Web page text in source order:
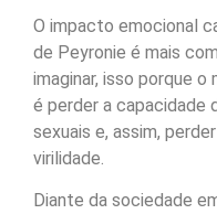
O impacto emocional
de Peyronie é mais
imaginar, isso porque o
é perder a capacidade
sexuais e, assim,
virilidade.
Diante da sociedade